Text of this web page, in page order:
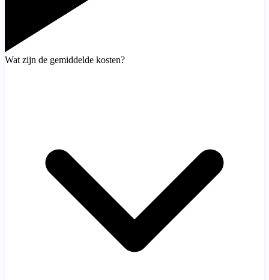
Wat zijn de gemiddelde kosten?